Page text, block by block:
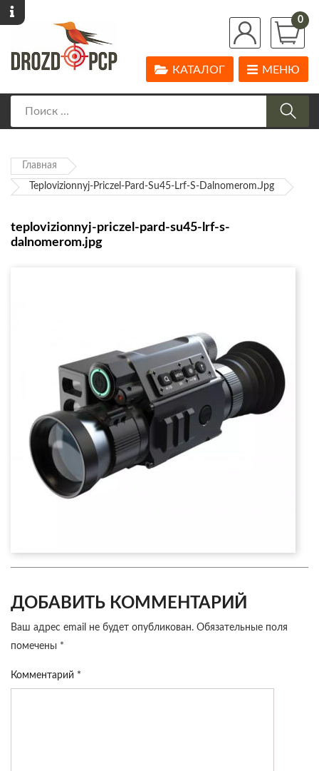
0
МЕНЮ
КАТАЛОГ
Главная
Teplovizionnyj-Priczel-Pard-Su45-Lrf-S-Dalnomerom.jpg
teplovizionnyj-priczel-pard-su45-lrf-s-
dalnomerom.jpg
ДОБАВИТЬ КОММЕНТАРИЙ
Ваш адрес email не будет опубликован. Обязательные поля
помечены *
Комментарий *